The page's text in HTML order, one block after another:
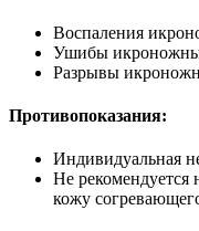
Воспаления
Ушибы
Разрывы
Противопоказания:
Индивидуальная
Не рекомендуется
кожу